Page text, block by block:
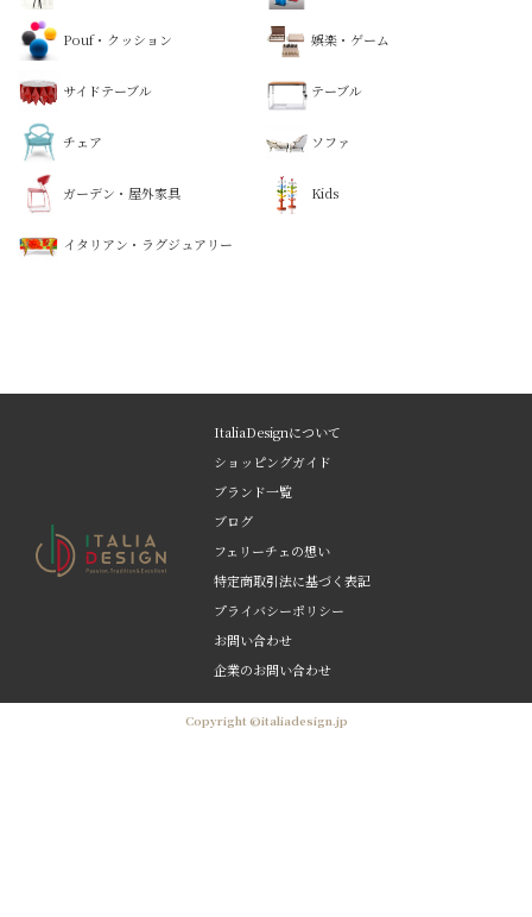
Pouf・クッション 娯楽・ゲーム
サイドテーブル テーブル
チェア ソファ
ガーデン・屋外家具 Kids
イタリアン・ラグジュアリー
ItaliaDesignについて
ショッピングガイド
ブランド一覧
ブログ
フェリーチェの想い
特定商取引法に基づく表記
プライバシーポリシー
お問い合わせ
企業のお問い合わせ
Copyright ©italiadesign.jp